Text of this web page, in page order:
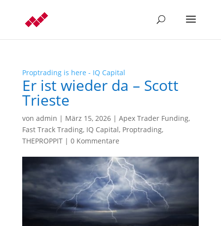
Proptrading is here - IQ Capital
Er ist wieder da – Scott
Trieste
von admin | März 15, 2026| Apex Trader Funding,
Fast Track Trading, IQ Capital, Proptrading,
THEPROPPIT| 0 Kommentare